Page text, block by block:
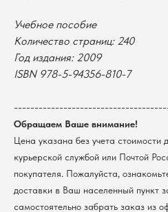
Учебное пособие
Количество страниц: 240
Год издания: 2009
ISBN 978-5-94356-810-7
Обращаем Ваше внимание!
Цена указана без учета стоимости
курьерской службой или Почтой
покупателя. Пожалуйста,
доставки в Ваш населенный пункт
самостоятельно забрать заказ из
Политика обработки персональных данных
Согласие на обработку персональных данных
пользователей сайта
университет